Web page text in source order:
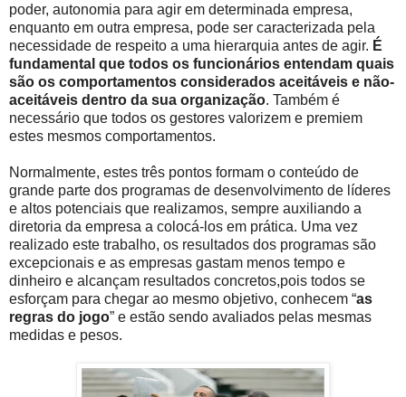
poder, autonomia para agir em determinada empresa,
enquanto em outra empresa, pode ser caracterizada pela
necessidade de respeito a uma hierarquia antes de agir. É
fundamental que todos os funcionários entendam quais
são os comportamentos considerados aceitáveis e não-
aceitáveis dentro da sua organização. Também é
necessário que todos os gestores valorizem e premiem
estes mesmos comportamentos.
Normalmente, estes três pontos formam o conteúdo de
grande parte dos programas de desenvolvimento de líderes
e altos potenciais que realizamos, sempre auxiliando a
diretoria da empresa a colocá-los em prática. Uma vez
realizado este trabalho, os resultados dos programas são
excepcionais e as empresas gastam menos tempo e
dinheiro e alcançam resultados concretos,pois todos se
esforçam para chegar ao mesmo objetivo, conhecem “as
regras do jogo” e estão sendo avaliados pelas mesmas
medidas e pesos.